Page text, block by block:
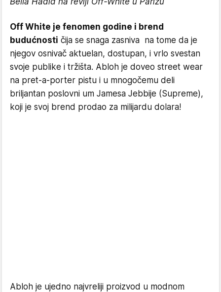
Off White je fenomen godine i brend
budućnosti čija se snaga zasniva na tome da je
njegov osnivač aktuelan, dostupan, i vrlo svestan
svoje publike i tržišta. Abloh je doveo street wear
na pret-a-porter pistu i u mnogočemu deli
briljantan poslovni um Jamesa Jebbije (Supreme),
koji je svoj brend prodao za milijardu dolara!
Abloh je ujedno najvreliji proizvod u modnom